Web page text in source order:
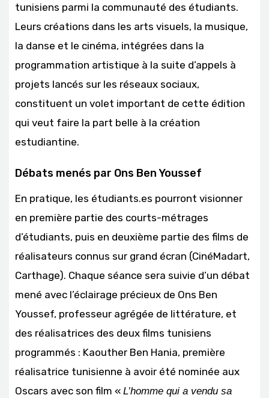
tunisiens parmi la communauté des étudiants.
Leurs créations dans les arts visuels, la musique,
la danse et le cinéma, intégrées dans la
programmation artistique à la suite d’appels à
projets lancés sur les réseaux sociaux,
constituent un volet important de cette édition
qui veut faire la part belle à la création
estudiantine.
Débats menés par Ons Ben Youssef
En pratique, les étudiants.es pourront visionner
en première partie des courts-métrages
d’étudiants, puis en deuxième partie des films de
réalisateurs connus sur grand écran (CinéMadart,
Carthage). Chaque séance sera suivie d’un débat
mené avec l’éclairage précieux de Ons Ben
Youssef, professeur agrégée de littérature, et
des réalisatrices des deux films tunisiens
programmés : Kaouther Ben Hania, première
réalisatrice tunisienne à avoir été nominée aux
Oscars avec son film « L’homme qui a vendu sa